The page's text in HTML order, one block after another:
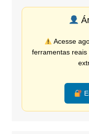
Acesse
ferramentas